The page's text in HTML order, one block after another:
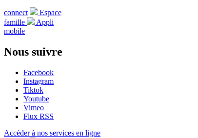
connect
Espace
famille
Appli
mobile
Nous suivre
Facebook
Instagram
Tiktok
Youtube
Vimeo
Flux RSS
Accéder à nos services en ligne